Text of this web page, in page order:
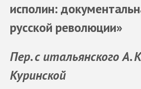
исполин:
русской революции»
Пер. с итальянского А.
Куринской